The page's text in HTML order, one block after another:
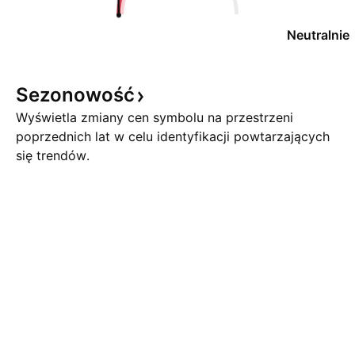
Neutralnie
Sezonowość
Wyświetla zmiany cen symbolu na przestrzeni
poprzednich lat w celu identyfikacji powtarzających
się trendów.